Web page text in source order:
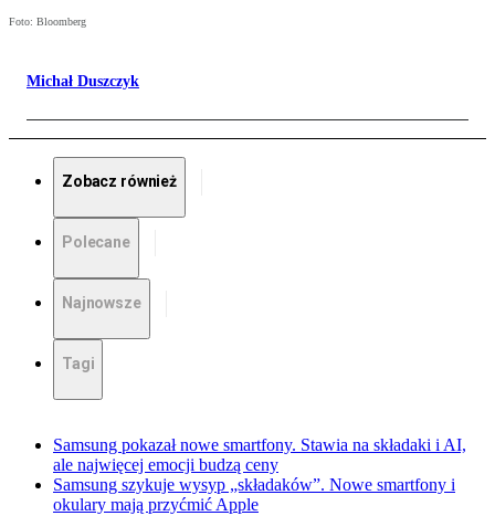
Foto: Bloomberg
Michał Duszczyk
Zobacz również
Polecane
Najnowsze
Tagi
Samsung pokazał nowe smartfony. Stawia na składaki i AI,
ale najwięcej emocji budzą ceny
Samsung szykuje wysyp „składaków”. Nowe smartfony i
okulary mają przyćmić Apple